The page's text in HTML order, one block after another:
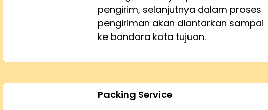
pengirim, selanjutnya dalam proses
pengiriman akan diantarkan sampai
ke bandara kota tujuan.
Packing Service